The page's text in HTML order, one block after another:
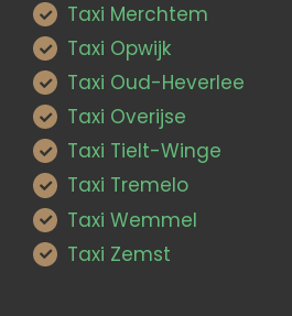
Taxi Merchtem
Taxi Opwijk
Taxi Oud-Heverlee
Taxi Overijse
Taxi Tielt-Winge
Taxi Tremelo
Taxi Wemmel
Taxi Zemst